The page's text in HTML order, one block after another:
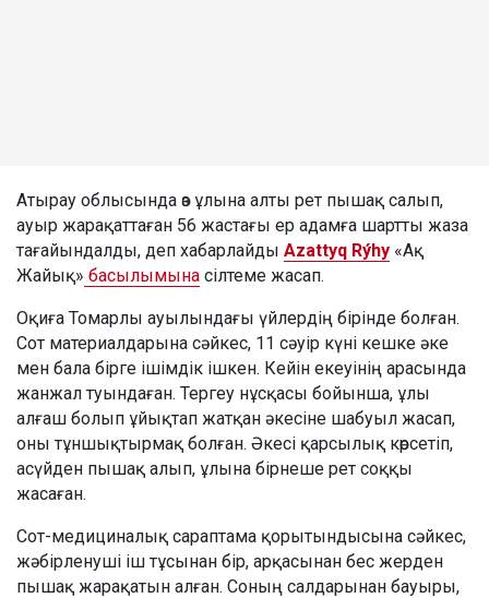
Атырау облысында өз ұлына алты рет пышақ салып,
ауыр жарақаттаған 56 жастағы ер адамға шартты жаза
тағайындалды, деп хабарлайды Azattyq Rýhy «Ақ
Жайық» басылымына сілтеме жасап.
Оқиға Томарлы ауылындағы үйлердің бірінде болған.
Сот материалдарына сәйкес, 11 сәуір күні кешке әке
мен бала бірге ішімдік ішкен. Кейін екеуінің арасында
жанжал туындаған. Тергеу нұсқасы бойынша, ұлы
алғаш болып ұйықтап жатқан әкесіне шабуыл жасап,
оны тұншықтырмақ болған. Әкесі қарсылық көрсетіп,
асүйден пышақ алып, ұлына бірнеше рет соққы
жасаған.
Сот-медициналық сараптама қорытындысына сәйкес,
жәбірленуші іш тұсынан бір, арқасынан бес жерден
пышақ жарақатын алған. Соның салдарынан бауыры,